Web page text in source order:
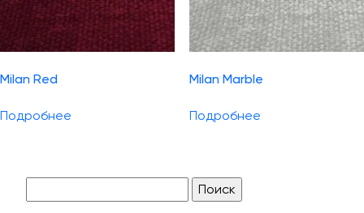
Milan Red
Подробнее
Milan Marble
Подробнее